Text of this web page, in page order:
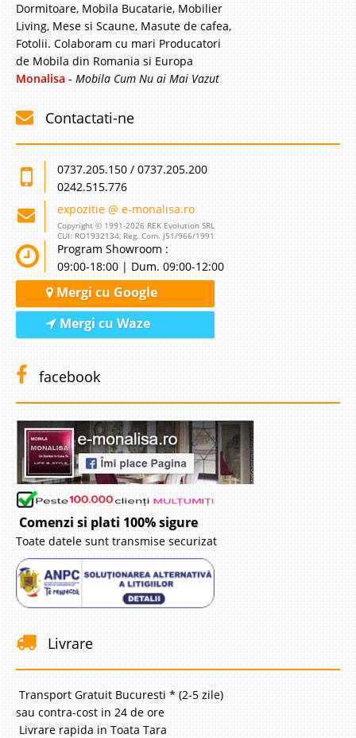
Dormitoare, Mobila Bucatarie, Mobilier
Living, Mese si Scaune, Masute de cafea,
Fotolii. Colaboram cu mari Producatori
de Mobila din Romania si Europa
Monalisa - Mobila Cum Nu ai Mai Vazut
Contactati-ne
0737.205.150 / 0737.205.200
0242.515.776
expozitie @ e-monalisa.ro
Copyright © 1991-2026 REK Evolution SRL
CUI: RO1932134, Reg. Com. J51/966/1991
Program Showroom :
09:00-18:00 | Dum. 09:00-12:00
Mergi cu Google
Mergi cu Waze
facebook
Comenzi si plati 100% sigure
Toate datele sunt transmise securizat
Livrare
Transport Gratuit Bucuresti * (2-5 zile)
sau contra-cost in 24 de ore
Livrare rapida in Toata Tara